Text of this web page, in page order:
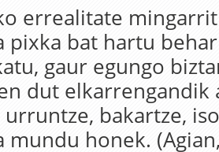
errealitate
pixka bat hartu
gaur egungo
dut elkarrengandik
urruntze, bakartze,
mundu honek.